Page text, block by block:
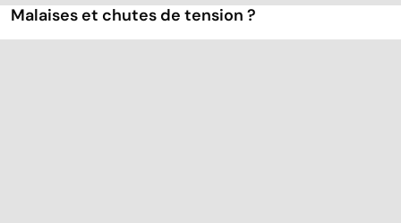
Malaises et chutes de tension ?